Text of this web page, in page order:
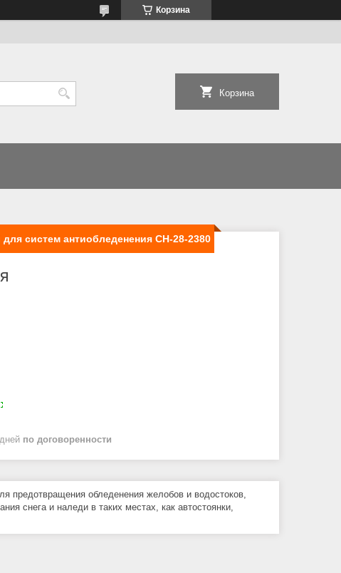
Корзина
Корзина
систем антиобледенения СН-28-2380
по договоренности
предотвращения обледенения желобов и водостоков,
снега и наледи в таких местах, как автостоянки,